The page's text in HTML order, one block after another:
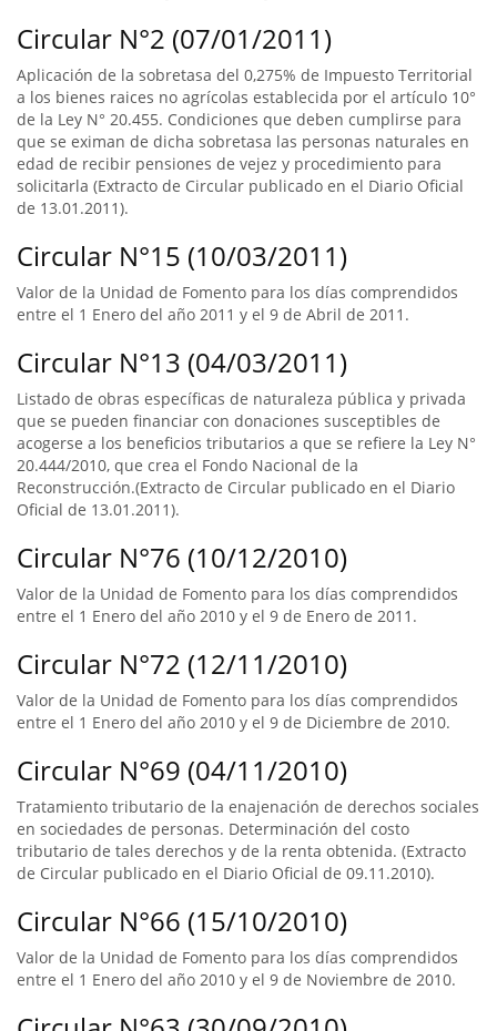
Circular N°2 (07/01/2011)
Aplicación de la sobretasa del 0,275% de Impuesto Territorial
a los bienes raices no agrícolas establecida por el artículo 10°
de la Ley N° 20.455. Condiciones que deben cumplirse para
que se eximan de dicha sobretasa las personas naturales en
edad de recibir pensiones de vejez y procedimiento para
solicitarla (Extracto de Circular publicado en el Diario Oficial
de 13.01.2011).
Circular N°15 (10/03/2011)
Valor de la Unidad de Fomento para los días comprendidos
entre el 1 Enero del año 2011 y el 9 de Abril de 2011.
Circular N°13 (04/03/2011)
Listado de obras específicas de naturaleza pública y privada
que se pueden financiar con donaciones susceptibles de
acogerse a los beneficios tributarios a que se refiere la Ley N°
20.444/2010, que crea el Fondo Nacional de la
Reconstrucción.(Extracto de Circular publicado en el Diario
Oficial de 13.01.2011).
Circular N°76 (10/12/2010)
Valor de la Unidad de Fomento para los días comprendidos
entre el 1 Enero del año 2010 y el 9 de Enero de 2011.
Circular N°72 (12/11/2010)
Valor de la Unidad de Fomento para los días comprendidos
entre el 1 Enero del año 2010 y el 9 de Diciembre de 2010.
Circular N°69 (04/11/2010)
Tratamiento tributario de la enajenación de derechos sociales
en sociedades de personas. Determinación del costo
tributario de tales derechos y de la renta obtenida. (Extracto
de Circular publicado en el Diario Oficial de 09.11.2010).
Circular N°66 (15/10/2010)
Valor de la Unidad de Fomento para los días comprendidos
entre el 1 Enero del año 2010 y el 9 de Noviembre de 2010.